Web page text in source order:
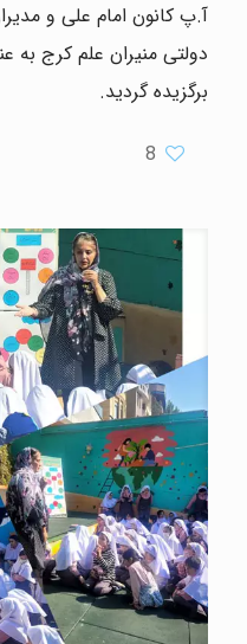
آ.پ کانون امام علی و
دولتی منیران علم کرج به
برگزیده گردید.
8